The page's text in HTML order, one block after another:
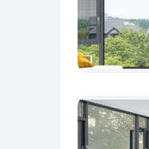
和现